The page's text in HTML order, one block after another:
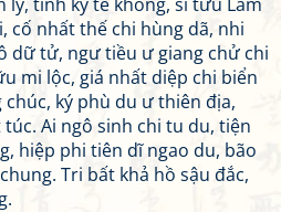
cố nhất thế chi hùng dã, nhi
dữ tử, ngư tiều ư giang chử chi
mi lộc, giá nhất diệp chi biển
ký phù du ư thiên địa,
Ai ngô sinh chi tu du, tiện
hiệp phi tiên dĩ ngao du, bão
Tri bất khả hồ sậu đắc,